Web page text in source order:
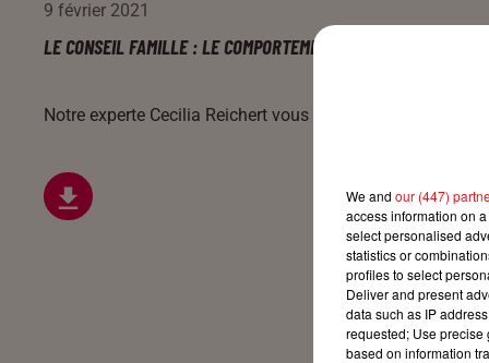
9 février 2021
LE CONSEIL FAMILLE : LE COMPORTEMENT DES ENFANTS
Notre experte Cecilia Reichert vous éclaire tous les jours
We and our (447)
access information on
select personalised
statistics or
profiles to select
Deliver and present
data such as IP
requested; Use precise
based on information